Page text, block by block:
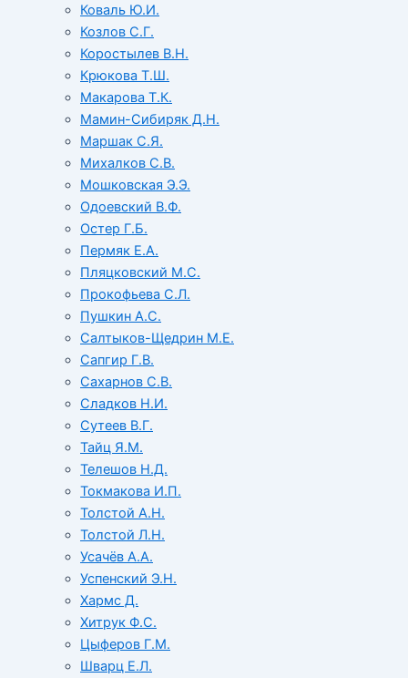
Коваль Ю.И.
Козлов С.Г.
Коростылев В.Н.
Крюкова Т.Ш.
Макарова Т.К.
Мамин-Сибиряк Д.Н.
Маршак С.Я.
Михалков С.В.
Мошковская Э.Э.
Одоевский В.Ф.
Остер Г.Б.
Пермяк Е.А.
Пляцковский М.С.
Прокофьева С.Л.
Пушкин А.С.
Салтыков-Щедрин М.Е.
Сапгир Г.В.
Сахарнов С.В.
Сладков Н.И.
Сутеев В.Г.
Тайц Я.М.
Телешов Н.Д.
Токмакова И.П.
Толстой А.Н.
Толстой Л.Н.
Усачёв А.А.
Успенский Э.Н.
Хармс Д.
Хитрук Ф.С.
Цыферов Г.М.
Шварц Е.Л.